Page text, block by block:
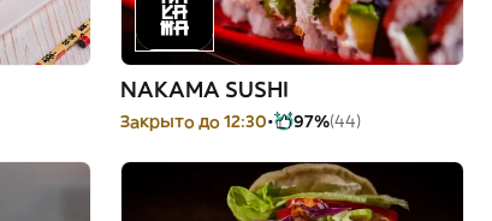
NAKAMA SUSHI
Закрыто до 12:30 97%(44)